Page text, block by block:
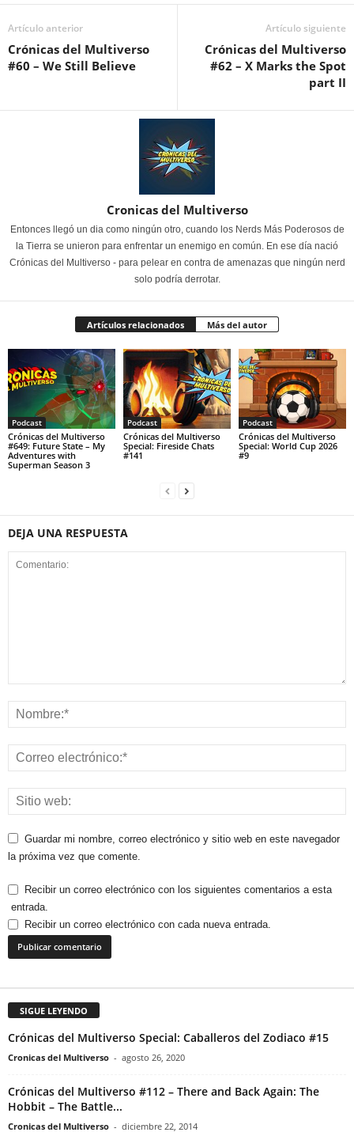
Artículo anterior
Crónicas del Multiverso
#60 – We Still Believe
Artículo siguiente
Crónicas del Multiverso
#62 – X Marks the Spot
part II
Cronicas del Multiverso
Entonces llegó un dia como ningún otro, cuando los Nerds Más Poderosos de
la Tierra se unieron para enfrentar un enemigo en común. En ese día nació
Crónicas del Multiverso - para pelear en contra de amenazas que ningún nerd
solo podría derrotar.
Artículos relacionados Más del autor
Podcast
Crónicas del Multiverso
#649: Future State – My
Adventures with
Superman Season 3
Podcast
Crónicas del Multiverso
Special: Fireside Chats
#141
Podcast
Crónicas del Multiverso
Special: World Cup 2026
#9
DEJA UNA RESPUESTA
Guardar mi nombre, correo electrónico y sitio web en este navegador
la próxima vez que comente.
Recibir un correo electrónico con los siguientes comentarios a esta
entrada.
Recibir un correo electrónico con cada nueva entrada.
SIGUE LEYENDO
Crónicas del Multiverso Special: Caballeros del Zodiaco #15
Cronicas del Multiverso - agosto 26, 2020
Crónicas del Multiverso #112 – There and Back Again: The
Hobbit – The Battle...
Cronicas del Multiverso - diciembre 22, 2014